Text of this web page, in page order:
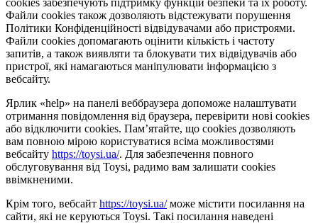
Файли cookies також дозволяють відстежувати порушення
Політики Конфіденційності відвідувачами або пристроями.
Файли cookies допомагають оцінити кількість і частоту
запитів, а також виявляти та блокувати тих відвідувачів або
пристрої, які намагаються маніпулювати інформацією з
вебсайту.
Ярлик «help» на панелі веббраузера допоможе налаштувати
отримання повідомлення від браузера, перевірити нові cookies
або відключити cookies. Пам’ятайте, що cookies дозволяють
вам повною мірою користуватися всіма можливостями
вебсайту https://toysi.ua/. Для забезпечення повного
обслуговування від Toysi, радимо вам залишати cookies
ввімкненими.
Крім того, вебсайт https://toysi.ua/може містити посилання на
сайти, які не керуються Toysi. Такі посилання наведені